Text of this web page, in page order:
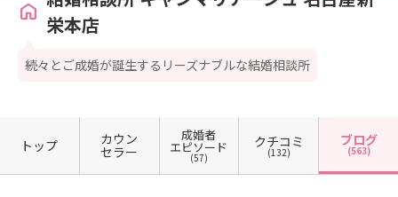
栄本店
続々とご成婚が誕生するリーズナブルな結婚相談所
トップ カウン
セラー
成婚者
エピソード
(57)
クチコミ
(132)
ブログ
(563)